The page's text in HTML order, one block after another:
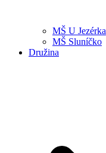
MŠ U Jezérka
MŠ Sluníčko
Družina